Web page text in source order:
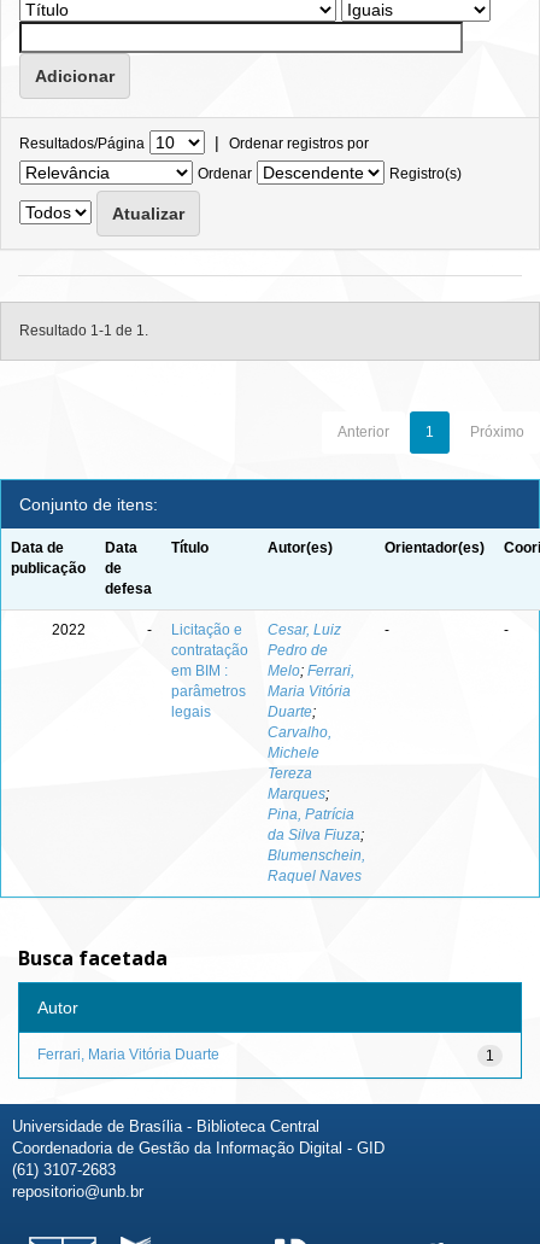
Resultados/Página | Ordenar registros por
Ordenar
Registro(s)
Resultado 1-1 de 1.
Anterior 1 Próximo
Conjunto de itens:
Data de
publicação
Data
de
defesa
Título Autor(es) Orientador(es)
2022 -
Licitação e
contratação
em BIM :
parâmetros
legais
Cesar, Luiz
Pedro de
Melo; Ferrari,
Maria Vitória
Duarte;
Carvalho,
Michele
Tereza
Marques;
Pina, Patrícia
da Silva Fiuza;
Blumenschein,
Raquel Naves
- -
Busca facetada
Autor
1
Ferrari, Maria Vitória Duarte
Universidade de Brasília - Biblioteca Central
Coordenadoria de Gestão da Informação Digital - GID
(61) 3107-2683
repositorio@unb.br